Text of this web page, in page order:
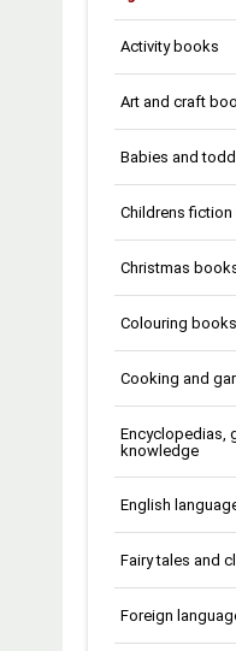
Activity books
Art and craft
Babies and
Childrens
Christmas
Colouring
Cooking and
Encyclopedias,
knowledge
English
Fairy tales and
Foreign